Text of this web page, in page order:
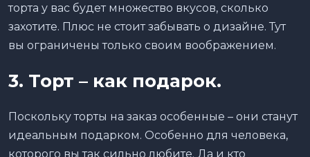
торта у вас будет множество вкусов, сколько
захотите. Плюс не стоит забывать о дизайне. Тут
вы ограничены только своим воображением.
3. Торт – как подарок.
Поскольку торты на заказ особенные – они станут
идеальным подарком. Особенно для человека,
которого вы так сильно любите. Да и кто